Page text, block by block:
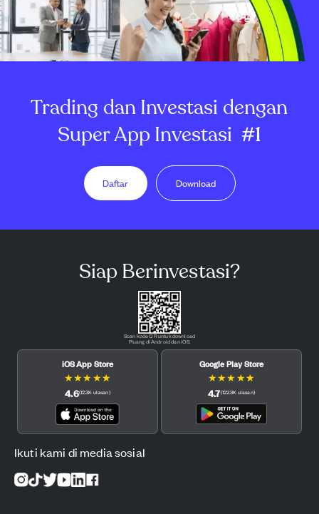
Trading dan Investasi dengan
Super App Investasi #1
Daftar Download
Siap Berinvestasi?
Scan kode QR untuk download
Pluang di Android dan iOS.
iOS App Store
★★★ ★★
4.6(12.3K ulasan)
Google Play Store
★★★ ★★
4.7(122.3K ulasan)
Ikuti kami di media sosial